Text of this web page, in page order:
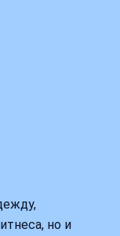
но и